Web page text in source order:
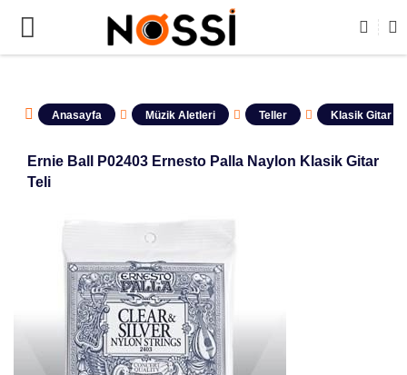
ÜRÜNLERİN TAMAMI DEMODUR SATIŞA
Anasayfa Müzik Aletleri Teller Klasik Gitar
Ernie Ball P02403 Ernesto Palla Naylon Klasik Gitar
Teli